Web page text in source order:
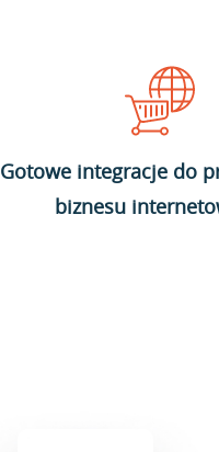
Gotowe integracje do
biznesu